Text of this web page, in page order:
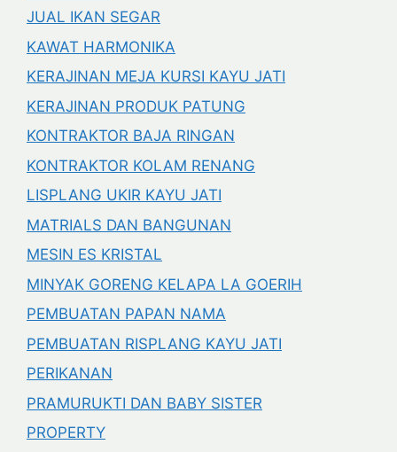
JUAL IKAN SEGAR
KAWAT HARMONIKA
KERAJINAN MEJA KURSI KAYU JATI
KERAJINAN PRODUK PATUNG
KONTRAKTOR BAJA RINGAN
KONTRAKTOR KOLAM RENANG
LISPLANG UKIR KAYU JATI
MATRIALS DAN BANGUNAN
MESIN ES KRISTAL
MINYAK GORENG KELAPA LA GOERIH
PEMBUATAN PAPAN NAMA
PEMBUATAN RISPLANG KAYU JATI
PERIKANAN
PRAMURUKTI DAN BABY SISTER
PROPERTY